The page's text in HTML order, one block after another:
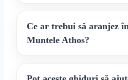
Ce ar trebui să aranjez
Muntele Athos?